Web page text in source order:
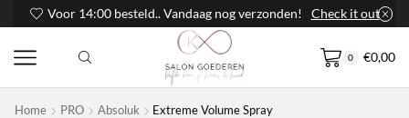
Voor 14:00 besteld.. Vandaag nog verzonden! Check it out
0 €0,00
Home PRO Absoluk Extreme Volume Spray